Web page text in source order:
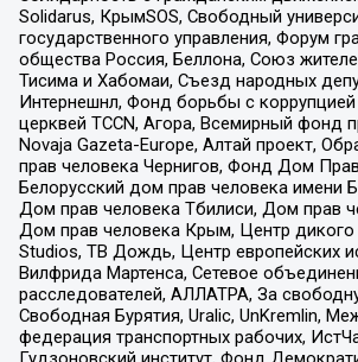
Solidarus, КрымSOS, Свободный
государственного управления, Форум
общества Россия, Беллона, Союз
Тисима и Хабомаи, Съезд народных
Интернешнл, Фонд борьбы с
церквей TCCN, Агора, Всемирный фонд
Novaja Gazeta-Europe, Алтай проект,
прав человека Чернигов, Фонд Дом
Белорусский дом прав человека имени
Дом прав человека Тбилиси, Дом прав
Дом прав человека Крым, Центр дикого
Studios, ТВ Дождь, Центр европейских
Вилфрида Мартенса, Сетевое
расследователей, АЛЛАТРА, За
Свободная Бурятия, Uralic, UnKremlin,
федерация транспортных рабочих,